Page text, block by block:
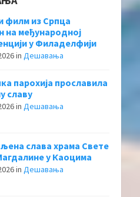
филм из Српца
на међународној
у Филаделфији
in Дешавања
парохија прославила
славу
in Дешавања
слава храма Свете
у Каоцима
in Дешавања